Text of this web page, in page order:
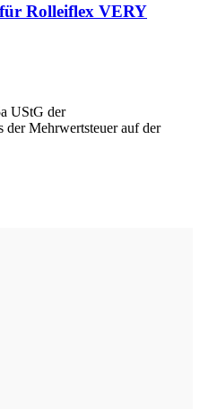
Rolleiflex VERY
UStG der
der Mehrwertsteuer auf der